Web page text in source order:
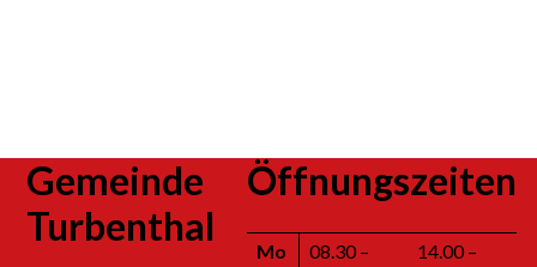
Footer
Gemeinde
Turbenthal
Öffnungszeiten
Mo
08.30 –
14.00 –